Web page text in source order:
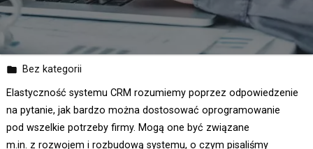
Opublikowano
Bez kategorii
Elastyczność systemu CRM rozumiemy poprzez odpowiedzenie
na pytanie, jak bardzo można dostosować oprogramowanie
pod wszelkie potrzeby firmy. Mogą one być związane
m.in. z rozwojem i rozbudową systemu, o czym pisaliśmy